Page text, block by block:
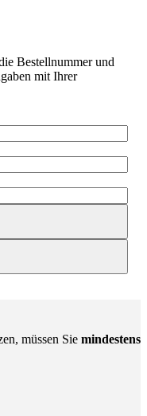
Bestellnummer und
mit Ihrer
müssen Sie mindestens